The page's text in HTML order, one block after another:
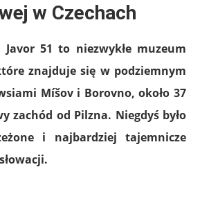
w Czechach
51 to niezwykłe muzeum
znajduje się w podziemnym
Míšov i Borovno, około 37
zachód od Pilzna. Niegdyś było
i najbardziej tajemnicze